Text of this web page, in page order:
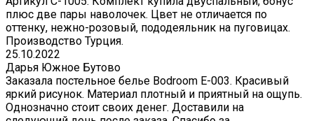
плюс две пары наволочек. Цвет не отличается по
оттенку, нежно-розовый, пододеяльник на пуговицах.
Производство Турция.
25.10.2022
Дарья Южное Бутово
Заказала постельное белье Bodroom E-003. Красивый
яркий рисунок. Материал плотный и приятный на ощупь.
Однозначно стоит своих денег. Доставили на